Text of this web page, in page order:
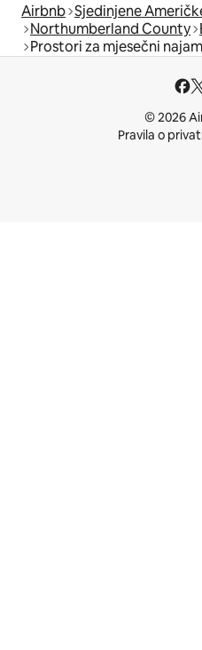
Airbnb Sjedinjene
Northumberland County
Prostori za mjesečni najam
© 2026
Pravila o